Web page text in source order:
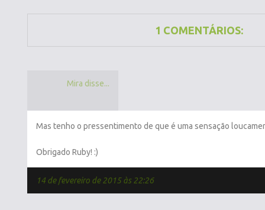
1 COMENTÁRIOS:
Mira disse...
Mas tenho o pressentimento de que é uma sensação
Obrigado Ruby! :)
14 de fevereiro de 2015 às 22:26